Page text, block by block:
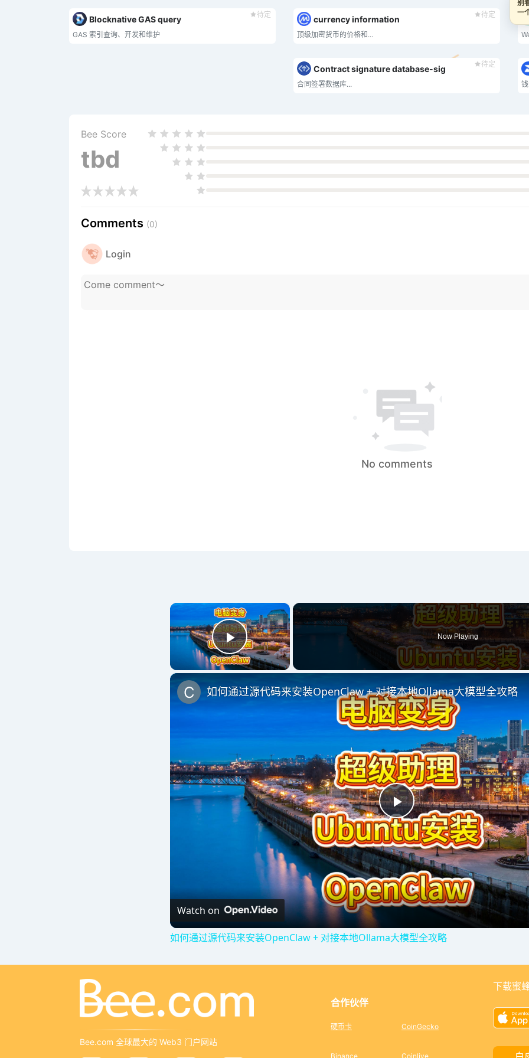
待定
Blocknative GAS query
GAS 索引查询、开发和维护
待定
currency information
顶级加密货币的价格和...
待定
Contract signature database-sig
合同签署数据库...
Bee Score
tbd
Comments (0)
Login
No comments
×
Play Video
Now Playing
P
l
a
y
V
d
如何通过源代码来安装OpenClaw + 对接本地Ollama大模型全攻略
Watch on
如何通过源代码来安装OpenClaw + 对接本地Ollama大模型全攻略
Bee.com 全球最大的 Web3 门户网站
合作伙伴
硬币卡
Binance
CoinGecko
Coinlive
下载蜜
别
一